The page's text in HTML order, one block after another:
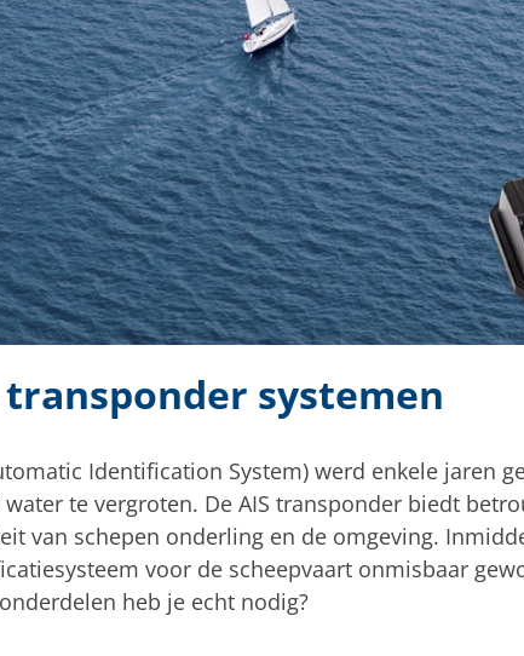
transponder systemen
Identification System) werd enkele jaren
water te vergroten. De AIS transponder biedt
van schepen onderling en de omgeving.
voor de scheepvaart onmisbaar
heb je echt nodig?